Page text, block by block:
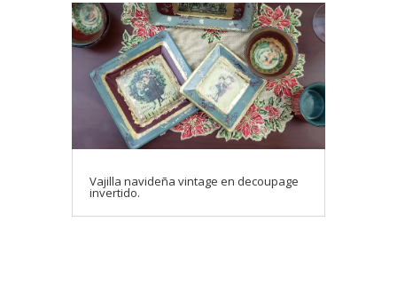
Vajilla navideña vintage en decoupage
invertido.